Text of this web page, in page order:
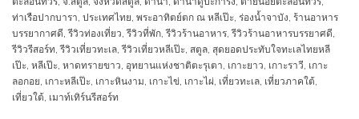
ท่าเรือปากบารา, ประเทศไทย, พระอาทิตย์ตก ณ หลีเป๊ะ, ร่องน้ำจาบัง, ร้านอาหาร
บรรยากาศดี,รีวิวท่องเที่ยว,รีวิวที่พัก,รีวิวร้านอาหาร,รีวิวร้านอาหารบรรยาศดี,
รีวิวรีสอร์ท,รีวิวเที่ยวทะเล,รีวิวเที่ยวหลีเป๊ะ, สตูล, สุดยอดประทับใจทะเลไทยหลี
เป๊ะ, หลีเป๊ะ, หาดทรายขาว, อุทยานแห่งชาติตะรุเตา, เกาะยาว, เกาะราวี, เกาะ
ลอกอย, เกาะหลีเป๊ะ, เกาะหินงาม, เกาะไข่, เกาะไผ่, เที่ยวทะเล, เที่ยวภาคใต้,
เที่ยวใต้, เมาท์เทิร์นรีสอร์ท